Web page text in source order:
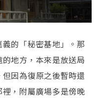
的「秘密基地」。那
地方，本來是放送局
因為復原之後暫時還
，附屬廣場多是傍晚